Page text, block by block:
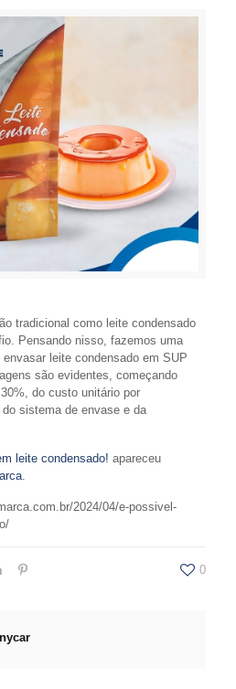
tradicional como leite condensado
Pensando nisso, fazemos uma
leite condensado em SUP
são evidentes, começando
do custo unitário por
do sistema de envase e da
leite condensado! apareceu
.
2024/04/e-possivel-
0